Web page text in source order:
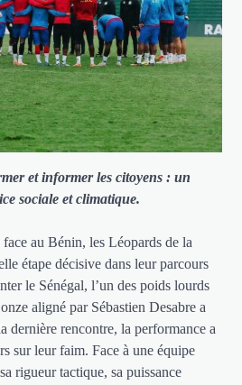
et informer les citoyens : un
sociale et climatique.
au Bénin, les Léopards de la
étape décisive dans leur parcours
le Sénégal, l’un des poids lourds
aligné par Sébastien Desabre a
dernière rencontre, la performance a
sur leur faim. Face à une équipe
rigueur tactique, sa puissance